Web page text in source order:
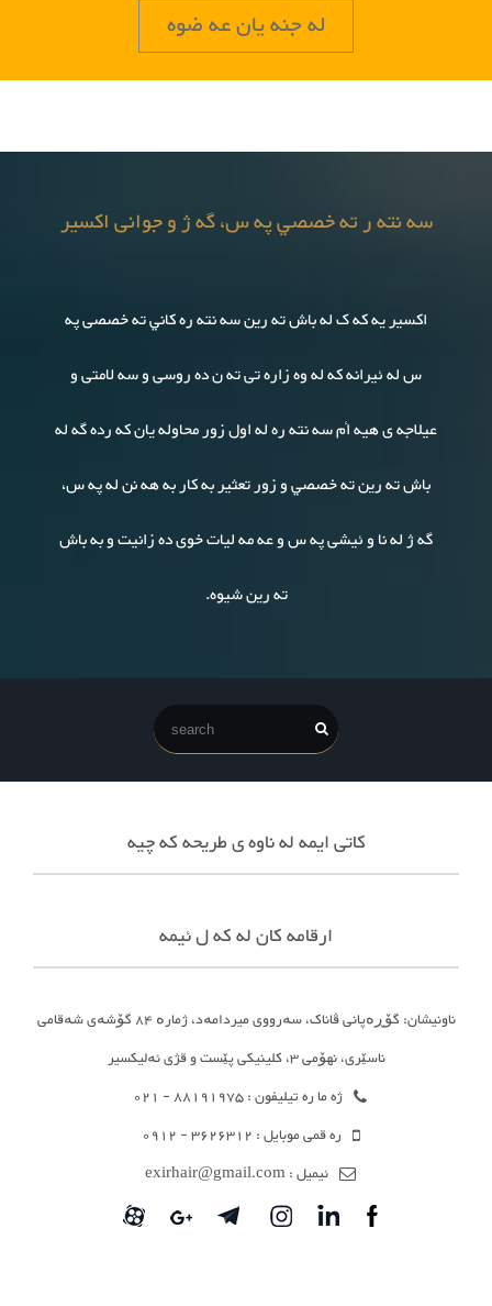
له جنه یان عه ضوه
سه نته ر ته خصصي په س، گه ژ و جوانی اکسیر
اکسیر یه که ک له باش ته رین سه نته ره کاني ته خصصی په
س له ئیرانه که له وه زاره تی ته ن ده روسی و سه لامتی و
عیلاجه ی هیه أم سه نته ره له اول زور محاوله یان که رده گه له
باش ته رین ته خصصي و زور تعثیر به کار به هه نن له په س،
گه ژ له نا و ئیشی په س و عه مه لیات خوی ده زانیت و به باش
ته رین شیوه.
کاتی ایمه له ناوه ی طریحه که چیه
ارقامه کان له که ل ئیمه
ناونیشان: گۆڕەپانی ڤاناک، سەرووی میردامەد، ژمارە ٨٤ گۆشەی شەقامی
ناسێری، نهۆمی ٣، کلینیکی پێست و قژی ئەلیکسیر
ژه ما ره تیلیفون : 88191975 - 021
ره قمی موبایل : 3626312 - 0912
ئیمیل : exirhair@gmail.com